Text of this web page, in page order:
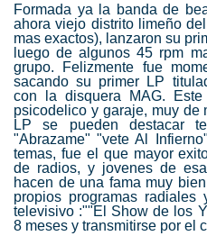
Formada ya la banda de
ahora viejo distrito limeño
mas exactos), lanzaron su
luego de algunos 45 rpm
grupo. Felizmente fue
sacando su primer LP
con la disquera MAG.
psicodelico y garaje, muy de
LP se pueden destacar
"Abrazame" "vete Al
temas, fue el que mayor
de radios, y jovenes de
hacen de una fama muy
propios programas radiales
televisivo :""El Show de los
8 meses y transmitirse por el